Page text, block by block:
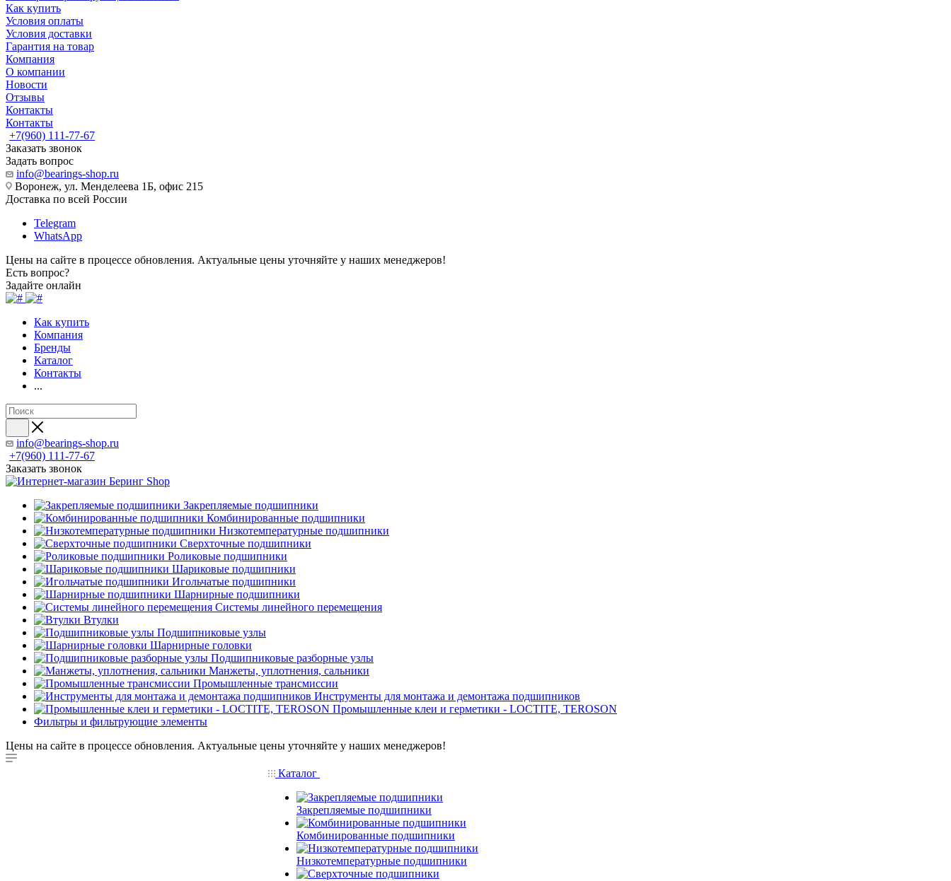
Как купить
Условия оплаты
Условия доставки
Гарантия на товар
Компания
О компании
Новости
Отзывы
Контакты
Контакты
+7(960) 111-77-67
Заказать звонок
Задать вопрос
info@bearings-shop.ru
Воронеж, ул. Менделеева 1Б, офис 215
Доставка по всей России
Telegram
WhatsApp
Цены на сайте в процессе обновления. Актуальные цены уточняйте у наших менеджеров!
Есть вопрос?
Задайте онлайн
Как купить
Компания
Бренды
Каталог
Контакты
...
info@bearings-shop.ru
+7(960) 111-77-67
Заказать звонок
Закрепляемые подшипники
Комбинированные подшипники
Низкотемпературные подшипники
Сверхточные подшипники
Роликовые подшипники
Шариковые подшипники
Игольчатые подшипники
Шарнирные подшипники
Системы линейного перемещения
Втулки
Подшипниковые узлы
Шарнирные головки
Подшипниковые разборные узлы
Манжеты, уплотнения, сальники
Промышленные трансмиссии
Инструменты для монтажа и демонтажа подшипников
Промышленные клеи и герметики - LOCTITE, TEROSON
Фильтры и фильтрующие элементы
Цены на сайте в процессе обновления. Актуальные цены уточняйте у наших менеджеров!
Каталог
Закрепляемые подшипники
Комбинированные подшипники
Низкотемпературные подшипники